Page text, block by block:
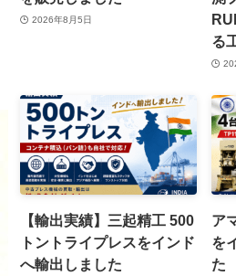
2026年8月5日
る
【輸出実績】三起精工 500
トントライプレスをインド
へ輸出しました
ア
を
た